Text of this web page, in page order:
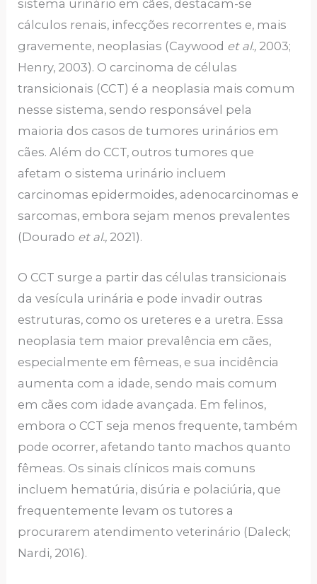
sistema urinário em cães, destacam-se
cálculos renais, infecções recorrentes e, mais
gravemente, neoplasias (Caywood et al., 2003;
Henry, 2003). O carcinoma de células
transicionais (CCT) é a neoplasia mais comum
nesse sistema, sendo responsável pela
maioria dos casos de tumores urinários em
cães. Além do CCT, outros tumores que
afetam o sistema urinário incluem
carcinomas epidermoides, adenocarcinomas e
sarcomas, embora sejam menos prevalentes
(Dourado et al., 2021).
O CCT surge a partir das células transicionais
da vesícula urinária e pode invadir outras
estruturas, como os ureteres e a uretra. Essa
neoplasia tem maior prevalência em cães,
especialmente em fêmeas, e sua incidência
aumenta com a idade, sendo mais comum
em cães com idade avançada. Em felinos,
embora o CCT seja menos frequente, também
pode ocorrer, afetando tanto machos quanto
fêmeas. Os sinais clínicos mais comuns
incluem hematúria, disúria e polaciúria, que
frequentemente levam os tutores a
procurarem atendimento veterinário (Daleck;
Nardi, 2016).